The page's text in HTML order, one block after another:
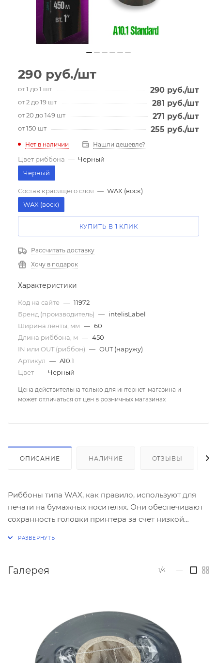
290 руб./шт
от 1 до 1 шт 290 руб./шт
от 2 до 19 шт 281 руб./шт
от 20 до 149 шт 271 руб./шт
от 150 шт 255 руб./шт
Нет в наличии Нашли дешевле?
Цвет риббона — Черный
Черный
Состав красящего слоя — WAX (воск)
WAX (воск)
КУПИТЬ В 1 КЛИК
Рассчитать доставку
Хочу в подарок
Характеристики
Код на сайте — 11972
Бренд (производитель) — intelisLabel
Ширина ленты, мм — 60
Длина риббона, м — 450
IN или OUT (риббон) — OUT (наружу)
Артикул — A10.1
Цвет — Черный
Цена действительна только для интернет-магазина и
может отличаться от цен в розничных магазинах
ОПИСАНИЕ НАЛИЧИЕ ОТЗЫВЫ
Риббоны типа WAX, как правило, используют для
печати на бумажных носителях. Они обеспечивают
сохранность головки принтера за счет низкой
устойчивость» обладает меньшим негативным
Галерея 1/4